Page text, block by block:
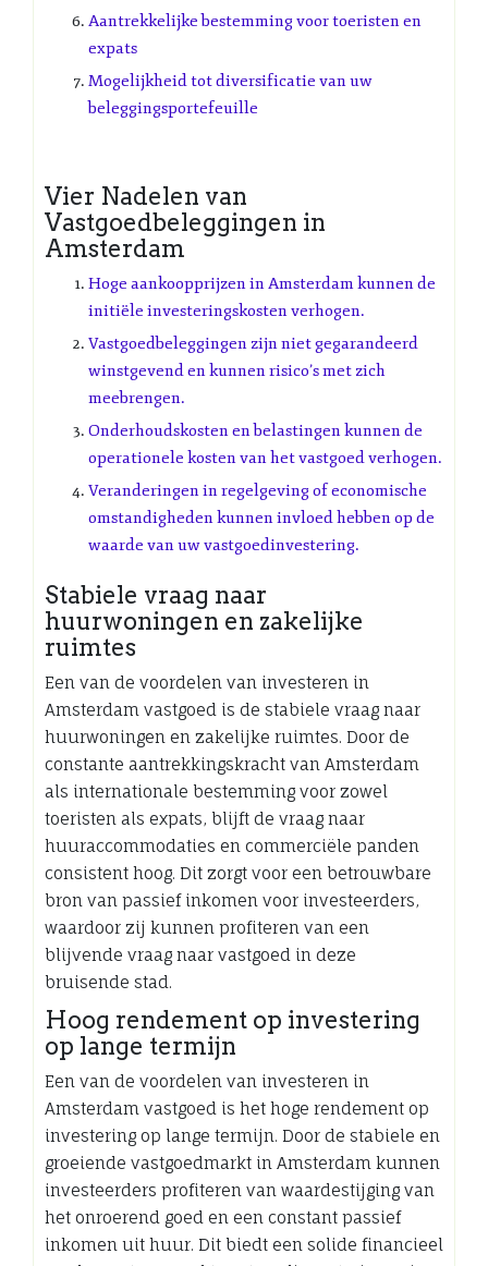
Aantrekkelijke bestemming voor toeristen en
expats
Mogelijkheid tot diversificatie van uw
beleggingsportefeuille
Vier Nadelen van
Vastgoedbeleggingen in
Amsterdam
Hoge aankoopprijzen in Amsterdam kunnen de
initiële investeringskosten verhogen.
Vastgoedbeleggingen zijn niet gegarandeerd
winstgevend en kunnen risico’s met zich
meebrengen.
Onderhoudskosten en belastingen kunnen de
operationele kosten van het vastgoed verhogen.
Veranderingen in regelgeving of economische
omstandigheden kunnen invloed hebben op de
waarde van uw vastgoedinvestering.
Stabiele vraag naar
huurwoningen en zakelijke
ruimtes
Een van de voordelen van investeren in
Amsterdam vastgoed is de stabiele vraag naar
huurwoningen en zakelijke ruimtes. Door de
constante aantrekkingskracht van Amsterdam
als internationale bestemming voor zowel
toeristen als expats, blijft de vraag naar
huuraccommodaties en commerciële panden
consistent hoog. Dit zorgt voor een betrouwbare
bron van passief inkomen voor investeerders,
waardoor zij kunnen profiteren van een
blijvende vraag naar vastgoed in deze
bruisende stad.
Hoog rendement op investering
op lange termijn
Een van de voordelen van investeren in
Amsterdam vastgoed is het hoge rendement op
investering op lange termijn. Door de stabiele en
groeiende vastgoedmarkt in Amsterdam kunnen
investeerders profiteren van waardestijging van
het onroerend goed en een constant passief
inkomen uit huur. Dit biedt een solide financieel